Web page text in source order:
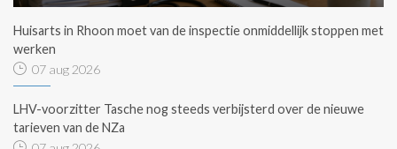
Huisarts in Rhoon moet van de inspectie onmiddellijk stoppen met
werken
07 aug 2026
LHV-voorzitter Tasche nog steeds verbijsterd over de nieuwe
tarieven van de NZa